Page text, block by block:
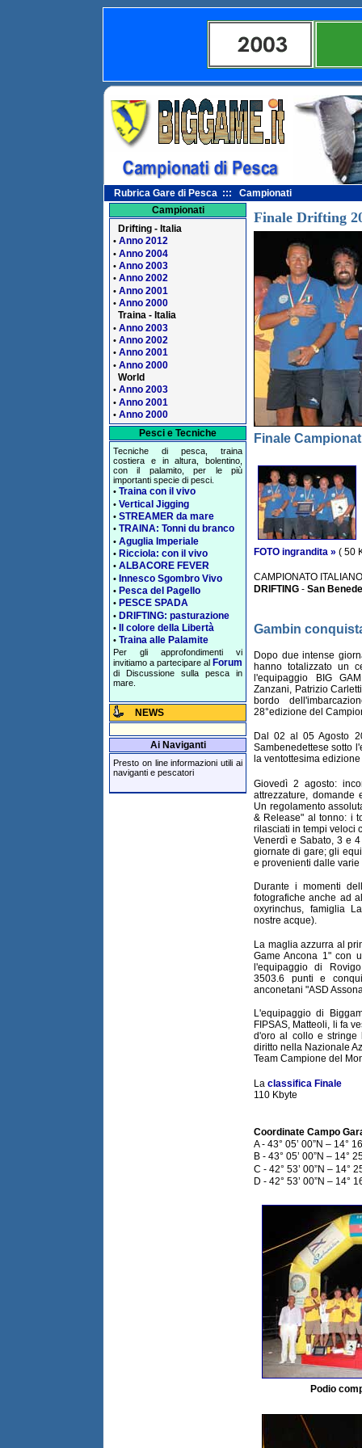
Rubrica Gare di Pesca ::: Campionati
Campionati
Drifting - Italia
• Anno 2012
• Anno 2004
• Anno 2003
• Anno 2002
• Anno 2001
• Anno 2000
Traina - Italia
• Anno 2003
• Anno 2002
• Anno 2001
• Anno 2000
World
• Anno 2003
• Anno 2001
• Anno 2000
Pesci e Tecniche
Tecniche di pesca, traina
costiera e in altura, bolentino,
con il palamito, per le più
importanti specie di pesci.
• Traina con il vivo
• Vertical Jigging
• STREAMER da mare
• TRAINA: Tonni du branco
• Aguglia Imperiale
• Ricciola: con il vivo
• ALBACORE FEVER
• Innesco Sgombro Vivo
• Pesca del Pagello
• PESCE SPADA
• DRIFTING: pasturazione
• Il colore della Libertà
• Traina alle Palamite
Per gli approfondimenti vi
invitiamo a partecipare al Forum
di Discussione sulla pesca in
mare.
NEWS
Ai Naviganti
Presto on line informazioni utili ai
naviganti e pescatori
Finale Drifting
Finale
FOTO ingrandita » ( 50
CAMPIONATO
DRIFTING - San
Gambin
Dopo due intense
hanno totalizzato un
l'equipaggio BIG
Zanzani, Patrizio
bordo
28°edizione del
Dal 02 al 05 Agosto
Sambenedettese sotto
la ventottesima
Giovedì 2 agosto:
attrezzature, domande
Un regolamento
& Release" al tonno: i
rilasciati in tempi veloci
Venerdì e Sabato, 3 e
giornate di gare; gli
e provenienti dalle
Durante i momenti
fotografiche anche ad
oxyrinchus, famiglia
nostre acque).
La maglia azzurra al
Game Ancona 1" con
l'equipaggio di
3503.6 punti e
anconetani "ASD
L'equipaggio di
FIPSAS, Matteoli, li fa
d'oro al collo e stringe
diritto nella Nazionale
Team Campione del
La classifica Finale
110 Kbyte
Coordinate Campo
A - 43° 05’ 00”N – 14°
B - 43° 05’ 00”N – 14°
C - 42° 53’ 00”N – 14°
D - 42° 53’ 00”N – 14°
Podio